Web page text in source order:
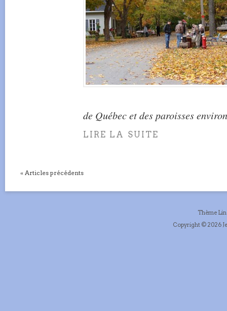
de Québec et des paroisses
LIRE LA SUITE
« Articles précédents
Thème
Copyright © 2026